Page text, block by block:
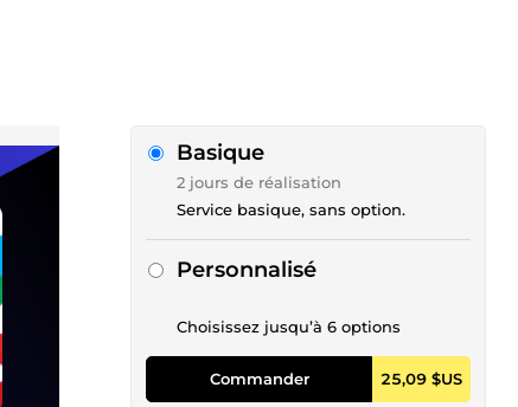
Basique
2 jours de réalisation
Service basique, sans option.
Personnalisé
Choisissez jusqu’à 6 options
Commander 25,09 $US